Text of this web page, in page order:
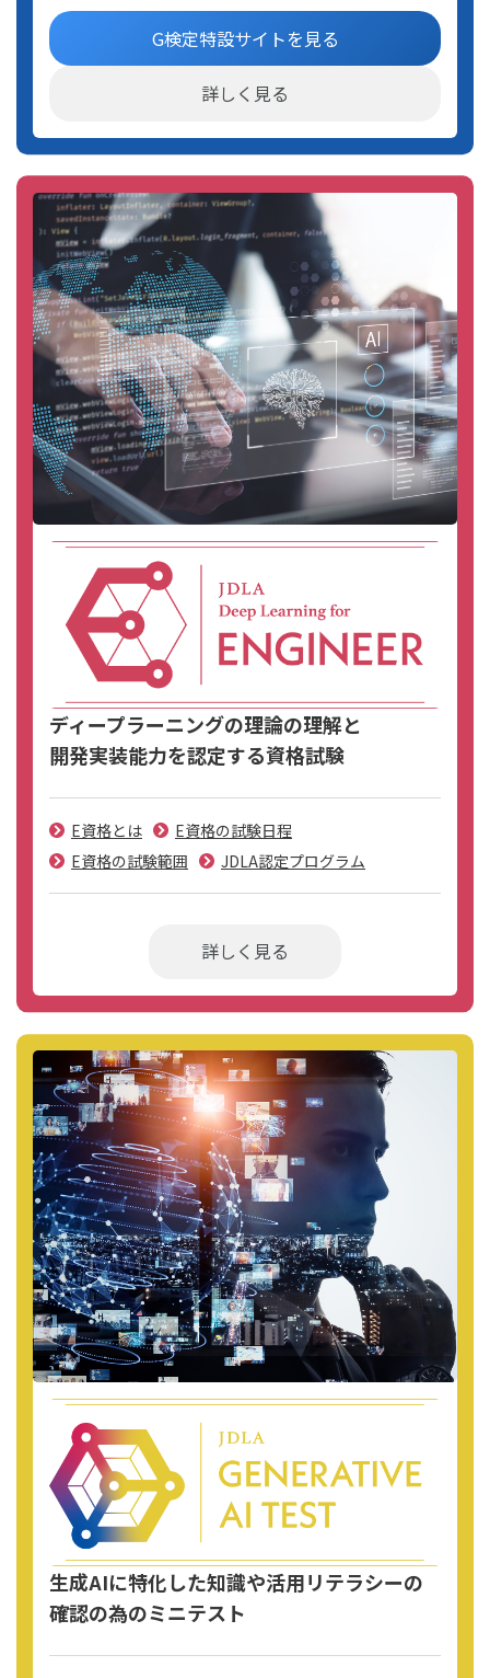
G検定特設サイトを見る
詳しく見る
ディープラーニングの理論の理解と
開発実装能力を認定する資格試験
E資格とは
E資格の試験日程
E資格の試験範囲
JDLA認定プログラム
詳しく見る
生成AIに特化した知識や活用リテラシーの
確認の為のミニテスト